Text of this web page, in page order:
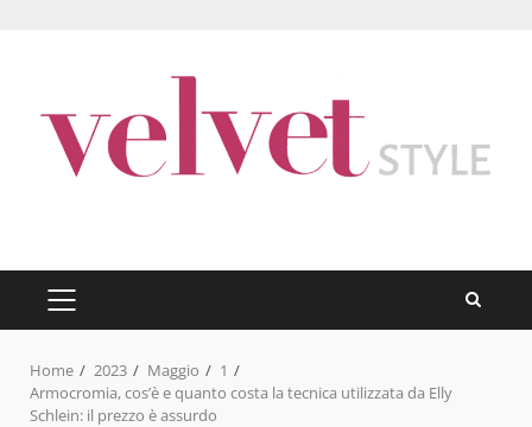
PRIMARY
MENU
Home 2023 Maggio
1
Armocromia, cos’è e quanto costa la tecnica utilizzata da Elly
Schlein: il prezzo è assurdo